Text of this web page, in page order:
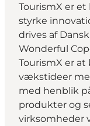
TourismX er
styrke
drives af
Wonderful
TourismX er
vækstideer
med henblik
produkter og
virksomheder